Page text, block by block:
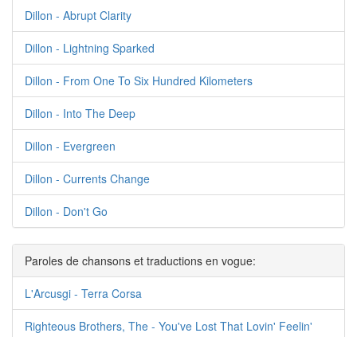
Dillon - Abrupt Clarity
Dillon - Lightning Sparked
Dillon - From One To Six Hundred Kilometers
Dillon - Into The Deep
Dillon - Evergreen
Dillon - Currents Change
Dillon - Don't Go
Paroles de chansons et traductions en vogue:
L'Arcusgi - Terra Corsa
Righteous Brothers, The - You've Lost That Lovin' Feelin'